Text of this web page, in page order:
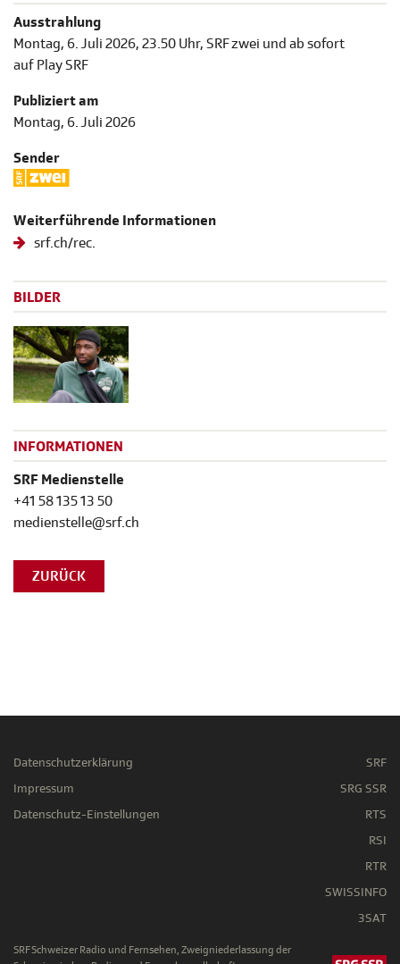
Ausstrahlung
Montag, 6. Juli 2026, 23.50 Uhr, SRF zwei und ab sofort
auf Play SRF
Publiziert am
Montag, 6. Juli 2026
Sender
Weiterführende Informationen
srf.ch/rec.
BILDER
INFORMATIONEN
SRF Medienstelle
+41 58 135 13 50
medienstelle@srf.ch
ZURÜCK
Datenschutzerklärung
Impressum
Datenschutz-Einstellungen
SRF
SRG SSR
RTS
RSI
RTR
SWISSINFO
3SAT
SRF Schweizer Radio und Fernsehen, Zweigniederlassung der